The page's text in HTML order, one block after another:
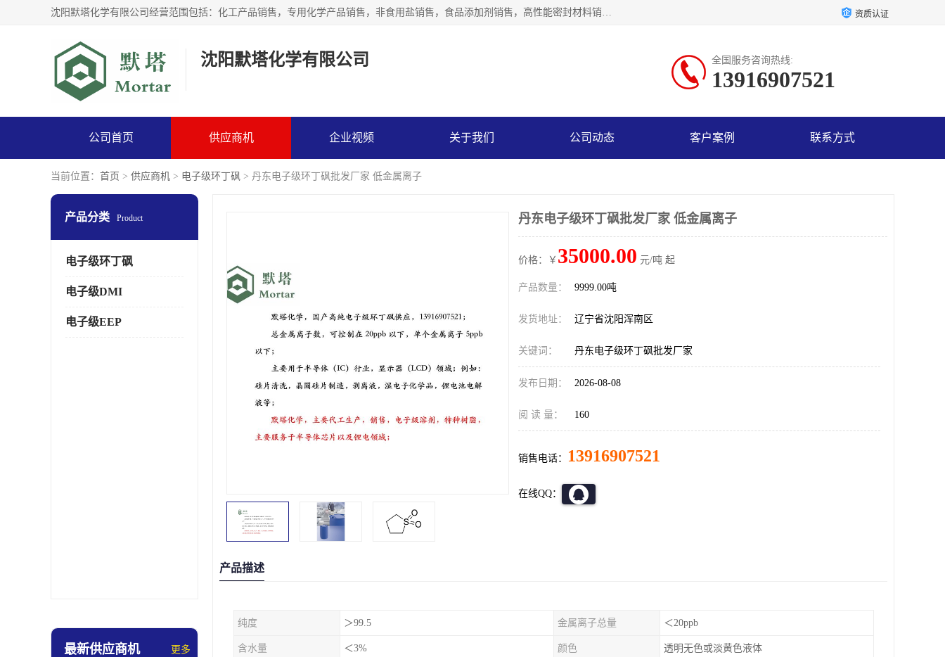
沈阳默塔化学有限公司经营范围包括：化工产品销售，专用化学产品销售，非食用盐销售，食品添加剂销售，高性能密封材料销售，涂料销售，合成材料销售，工程塑料及合成树脂销售等；主要产品有高纯电子级环丁砜，总金属离子可控制在ppb级别、纯度高、颜色浅、耐高温分解时间长，特别适合于半导体制造，硅片晶圆制造，清洗湿电子化学品，锂电池电解液，电子油墨，特种材料等高端行业；也适用于医药合成。 资质认证
沈阳默塔化学有限公司 全国服务咨询热线:
13916907521
公司首页 供应商机 企业视频 关于我们 公司动态 客户案例 联系方式
当前位置： 首页 > 供应商机 > 电子级环丁砜 > 丹东电子级环丁砜批发厂家 低金属离子
产品分类 Product
电子级环丁砜
电子级DMI
电子级EEP
最新供应商机 更多
丹东电子级环丁砜批发厂家 低金属离子
价格：￥ 35000.00 元/吨 起
产品数量： 9999.00吨
发货地址： 辽宁省沈阳浑南区
关键词： 丹东电子级环丁砜批发厂家
发布日期： 2026-08-08
阅 读 量： 160
销售电话： 13916907521
在线QQ：
产品描述
纯度 ＞99.5 金属离子总量 ＜20ppb
含水量 ＜3% 颜色 透明无色或淡黄色液体